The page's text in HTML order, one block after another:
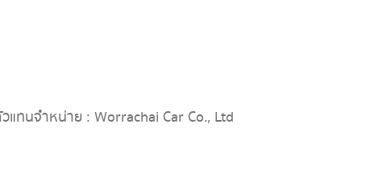
แทนจำหน่าย : Worrachai Car Co., Ltd